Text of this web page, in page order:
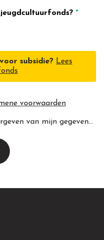
*
subsidie? Lees
voorwaarden
Ik ga akkoord met het doorgeven van mijn gegevens aan de toekomstige docent(e).